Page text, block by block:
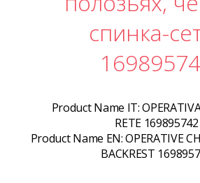
спинка-
Product Name IT:
RETE 169895742
Product Name EN:OPERATIVE
BACKREST